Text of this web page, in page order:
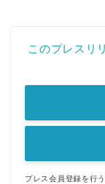
このプレスリ
プレス会員登録を行